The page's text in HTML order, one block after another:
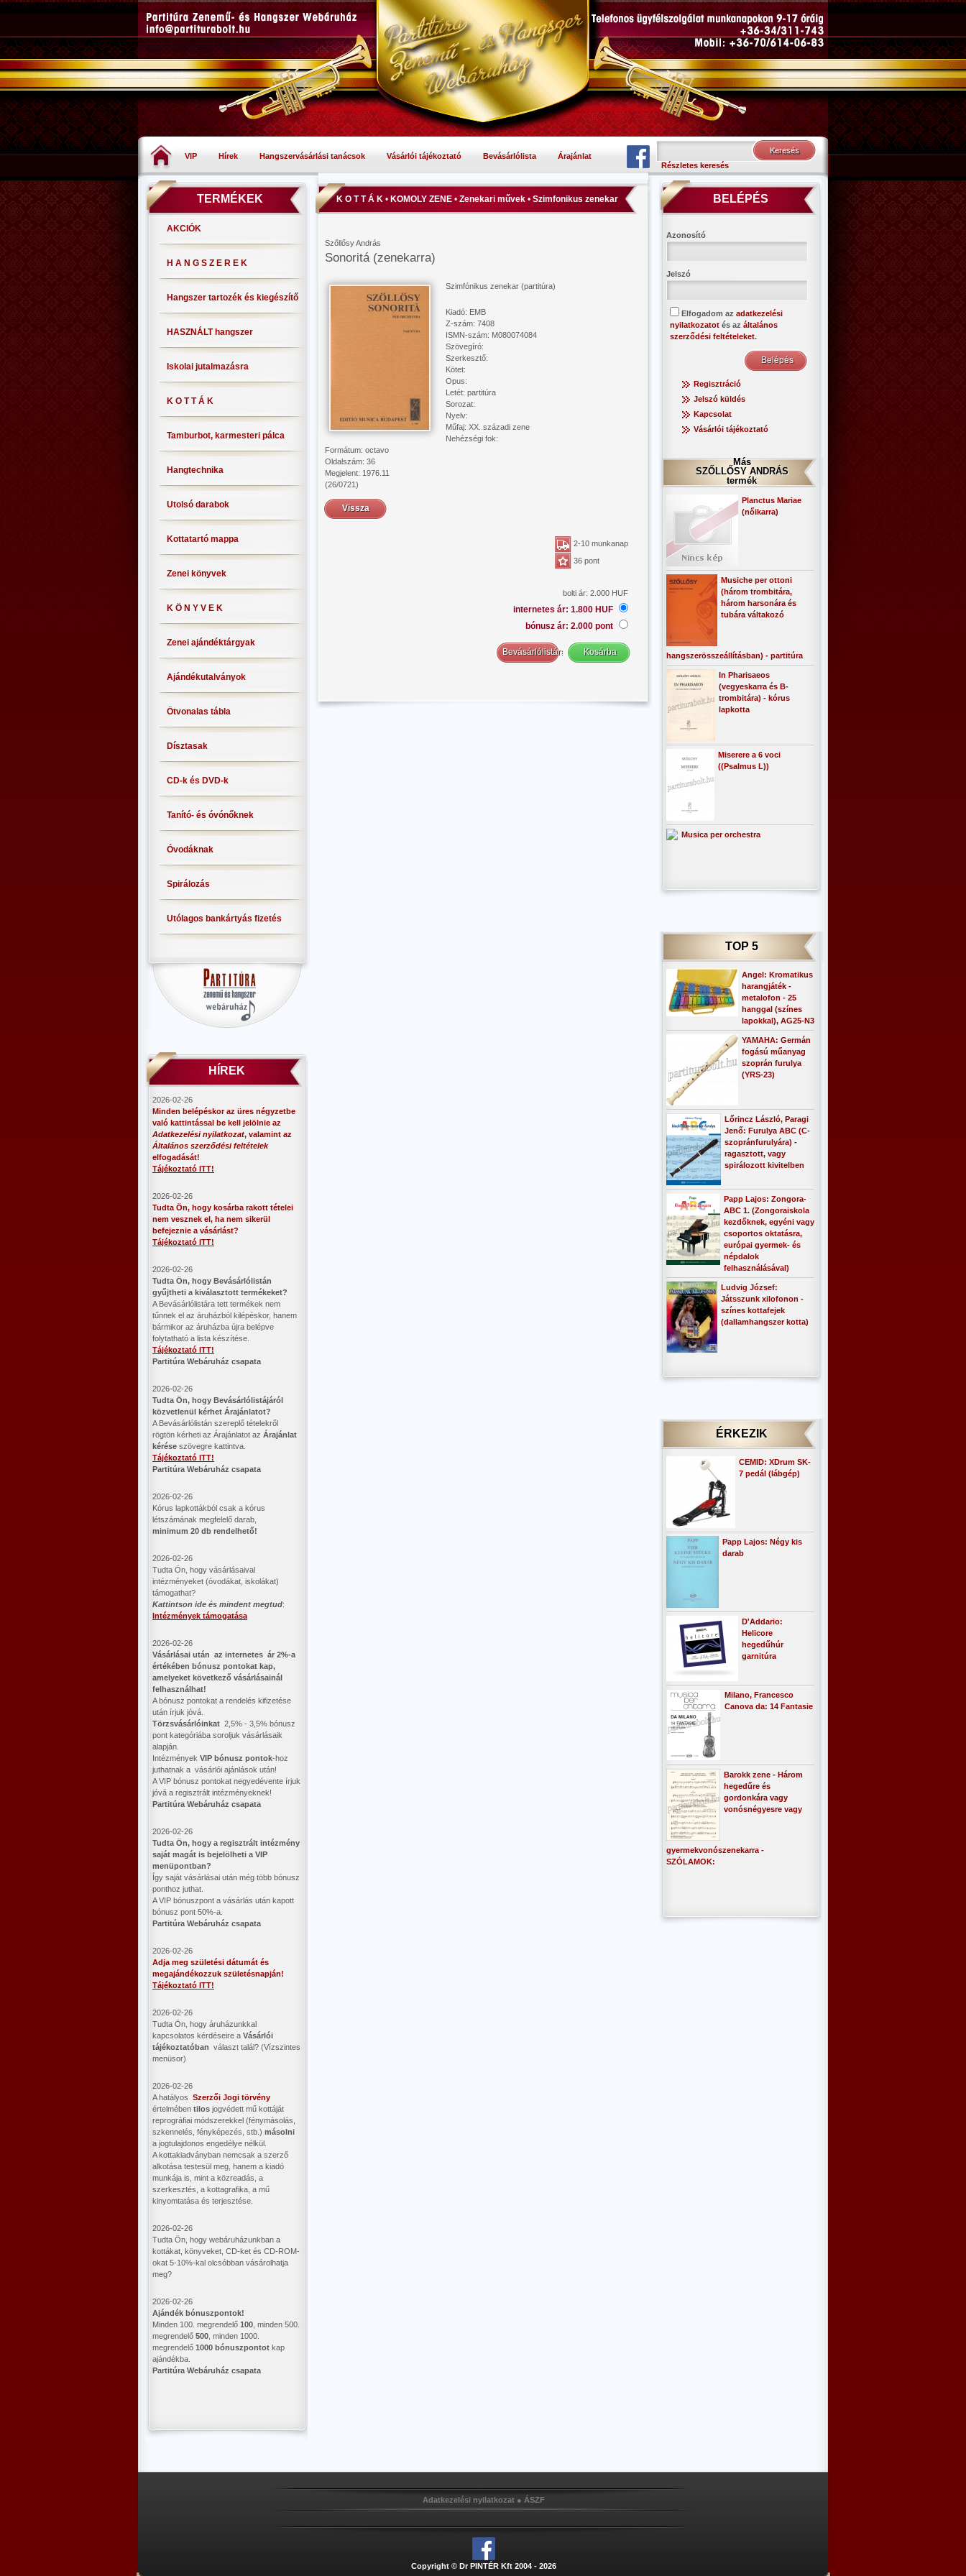
VIP Hírek Hangszervásárlási tanácsok Vásárlói tájékoztató Bevásárlólista
Árajánlat
Részletes keresés
TERMÉKEK
AKCIÓK
H A N G S Z E R E K
Hangszer tartozék és kiegészítő
HASZNÁLT hangszer
Iskolai jutalmazásra
K O T T Á K
Tamburbot, karmesteri pálca
Hangtechnika
Utolsó darabok
Kottatartó mappa
Zenei könyvek
K Ö N Y V E K
Zenei ajándéktárgyak
Ajándékutalványok
Ötvonalas tábla
Dísztasak
CD-k és DVD-k
Tanító- és óvónőknek
Óvodáknak
Spirálozás
Utólagos bankártyás fizetés
HÍREK
2026-02-26
Minden belépéskor az üres négyzetbe
való kattintással be kell jelölnie az
Adatkezelési nyilatkozat, valamint az
Általános szerződési feltételek
elfogadását!
Tájékoztató ITT!
2026-02-26
Tudta Ön, hogy kosárba rakott tételei
nem vesznek el, ha nem sikerül
befejeznie a vásárlást?
Tájékoztató ITT!
2026-02-26
​Tudta Ön, hogy Bevásárlólistán
gyűjtheti a kiválasztott termékeket?
A Bevásárlólistára tett termékek nem
tűnnek el az áruházból kilépéskor, hanem
bármikor az áruházba újra belépve
folytatható a lista készítése.
Tájékoztató ITT!
Partitúra Webáruház csapata
2026-02-26
​Tudta Ön, hogy Bevásárlólistájáról
közvetlenül kérhet Árajánlatot?
A Bevásárlólistán szereplő tételekről
rögtön kérheti az Árajánlatot az Árajánlat
kérése szövegre kattintva.
Tájékoztató ITT!
Partitúra Webáruház csapata
2026-02-26
Kórus lapkottákból csak a kórus
létszámának megfelelő darab,
minimum 20 db rendelhető!
2026-02-26
Tudta Ön, hogy vásárlásaival
intézményeket (óvodákat, iskolákat)
támogathat?
Kattintson ide és mindent megtud:
Intézmények támogatása
2026-02-26
Vásárlásai után az internetes ár 2%-a
értékében bónusz pontokat kap,
amelyeket következő vásárlásainál
felhasználhat!
A bónusz pontokat a rendelés kifizetése
után írjuk jóvá.
Törzsvásárlóinkat 2,5% - 3,5% bónusz
pont kategóriába soroljuk vásárlásaik
alapján.
Intézmények VIP bónusz pontok-hoz
juthatnak a vásárlói ajánlások után!
A VIP bónusz pontokat negyedévente írjuk
jóvá a regisztrált intézményeknek!
Partitúra Webáruház csapata
2026-02-26
​Tudta Ön, hogy a regisztrált intézmény
saját magát is bejelölheti a VIP
menüpontban?
Így saját vásárlásai után még több bónusz
ponthoz juthat.
A VIP bónuszpont a vásárlás után kapott
bónusz pont 50%-a.
Partitúra Webáruház csapata
2026-02-26
Adja meg születési dátumát és
megajándékozzuk születésnapján!
Tájékoztató ITT!
2026-02-26
Tudta Ön, hogy áruházunkkal
kapcsolatos kérdéseire a Vásárlói
tájékoztatóban választ talál? (Vízszintes
menüsor)
2026-02-26
A hatályos Szerzői Jogi törvény
értelmében tilos jogvédett mű kottáját
reprográfiai módszerekkel (fénymásolás,
szkennelés, fényképezés, stb.) másolni
a jogtulajdonos engedélye nélkül.
A kottakiadványban nemcsak a szerző
alkotása testesül meg, hanem a kiadó
munkája is, mint a közreadás, a
szerkesztés, a kottagrafika, a mű
kinyomtatása és terjesztése.
2026-02-26
Tudta Ön, hogy webáruházunkban a
kottákat, könyveket, CD-ket és CD-ROM-
okat 5-10%-kal olcsóbban vásárolhatja
meg?
2026-02-26
Ajándék bónuszpontok!
Minden 100. megrendelő 100 , minden 500.
megrendelő 500 , minden 1000.
megrendelő 1000 bónuszpontot kap
ajándékba.
Partitúra Webáruház csapata
K O T T Á K • KOMOLY ZENE • Zenekari művek • Szimfonikus zenekar
Szőllősy András
Sonoritá (zenekarra)
Szimfónikus zenekar (partitúra)
Kiadó: EMB
Z-szám: 7408
ISMN-szám: M080074084
Szövegíró:
Szerkesztő:
Kötet:
Opus:
Letét: partitúra
Sorozat:
Nyelv:
Műfaj: XX. századi zene
Nehézségi fok:
Formátum: octavo
Oldalszám: 36
Megjelent: 1976.11
(26/0721)
Vissza
2-10 munkanap
36 pont
bolti ár: 2.000 HUF
internetes ár: 1.800 HUF
bónusz ár: 2.000 pont
BELÉPÉS
Azonosító
Jelszó
Elfogadom az adatkezelési
nyilatkozatot és az általános
szerződési feltételeket.
Regisztráció
Jelszó küldés
Kapcsolat
Vásárlói tájékoztató
Más
SZŐLLŐSY ANDRÁS
termék
Planctus Mariae
(nőikarra)
Musiche per ottoni
(három trombitára,
három harsonára és
tubára váltakozó
hangszerösszeállításban) - partitúra
In Pharisaeos
(vegyeskarra és B-
trombitára) - kórus
lapkotta
Miserere a 6 voci
((Psalmus L))
Musica per orchestra
TOP 5
Angel: Kromatikus
harangjáték -
metalofon - 25
hanggal (színes
lapokkal), AG25-N3
YAMAHA: Germán
fogású műanyag
szoprán furulya
(YRS-23)
Lőrincz László, Paragi
Jenő: Furulya ABC (C-
szopránfurulyára) -
ragasztott, vagy
spirálozott kivitelben
Papp Lajos: Zongora-
ABC 1. (Zongoraiskola
kezdőknek, egyéni vagy
csoportos oktatásra,
európai gyermek- és
népdalok
felhasználásával)
Ludvig József:
Játsszunk xilofonon -
színes kottafejek
(dallamhangszer kotta)
ÉRKEZIK
CEMID: XDrum SK-
7 pedál (lábgép)
Papp Lajos: Négy kis
darab
D'Addario:
Helicore
hegedűhúr
garnitúra
Milano, Francesco
Canova da: 14 Fantasie
Barokk zene - Három
hegedűre és
gordonkára vagy
vonósnégyesre vagy
gyermekvonószenekarra -
SZÓLAMOK:
Adatkezelési nyilatkozat● ÁSZF
Copyright © Dr PINTÉR Kft 2004 - 2026